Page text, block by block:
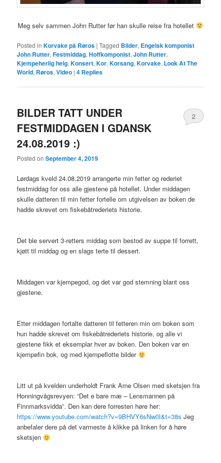
Meg selv sammen John Rutter før han skulle reise fra hotellet
Posted in Korvake på Røros |Tagged Bilder, Engelsk komponist
John Rutter,Festmiddag,Hoffkomponist,John Rutter,
Kjempeherlig helg,Konsert,Kor,Korsang,Korvake, Look At The
World, Røros,Video |4 Replies
BILDER TATT UNDER
FESTMIDDAGEN I GDANSK
24.08.2019 :)
Posted onSeptember 4, 2019
2
Lørdags kveld 24.08.2019 arrangerte min fetter og rederiet
festmiddag for oss alle gjestene på hotellet. Under middagen
skulle datteren til min fetter fortelle om utgivelsen av boken de
hadde skrevet om fiskebåtrederiets historie.
Det ble servert 3-retters middag som bestod av suppe til forrett,
kjøtt til middag og en slags terte til dessert.
Middagen var kjempegod, og det var god stemning blant oss
gjestene.
Etter middagen fortalte datteren til fetteren min om boken som
hun hadde skrevet om fiskebåtrederiets historie, og alle vi
gjestene fikk et eksemplar hver av boken. Den boken var en
kjempefin bok, og med kjempeflotte bilder
Litt ut på kvelden underholdt Frank Arne Olsen med sketsjen fra
Honningvågsrevyen: “Det e bare mæ – Lensmannen på
Finnmarksvidda”. Den kan dere forresten høre her:
https://www.youtube.com/watch?v=9BHVY6sNw0I&t=38s Jeg
anbefaler dere på det varmeste å klikke på linken for å høre
sketsjen